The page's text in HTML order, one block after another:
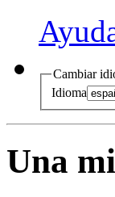
Cambiar
Idioma
Una